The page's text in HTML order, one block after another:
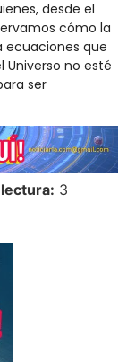
desde el
cómo la
ecuaciones que
Universo no esté
ser
3